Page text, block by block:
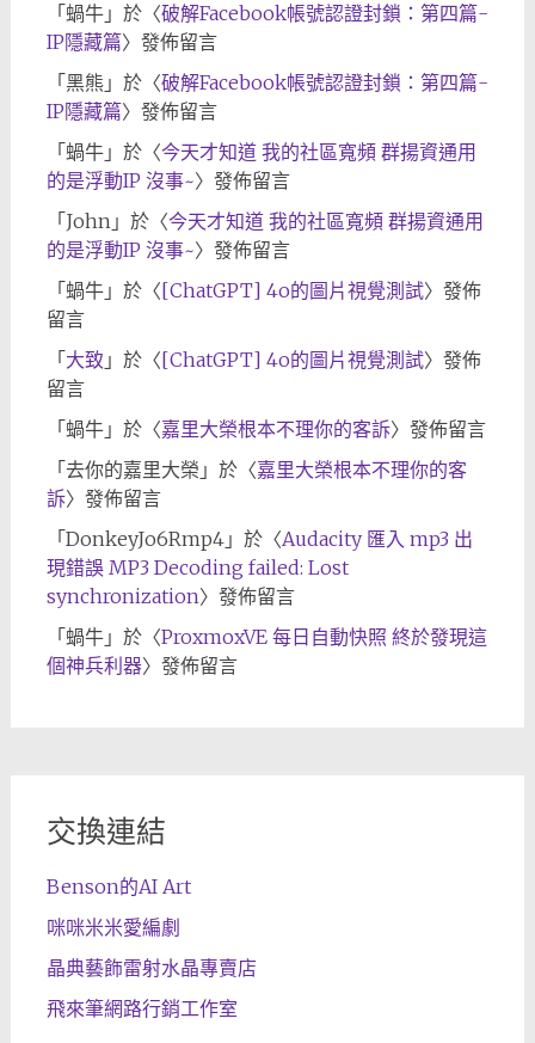
「 蝸牛」於〈破解Facebook帳號認證封鎖：第四篇-
IP隱藏篇〉發佈留言
「 黑熊 」於〈破解Facebook帳號認證封鎖：第四篇-
IP隱藏篇〉發佈留言
「 蝸牛」於〈今天才知道 我的社區寬頻 群揚資通用
的是浮動IP 沒事~〉發佈留言
「 John」於〈今天才知道 我的社區寬頻 群揚資通用
的是浮動IP 沒事~〉發佈留言
「 蝸牛」於〈[ChatGPT] 4o的圖片視覺測試〉發佈
留言
「 大致 」於〈[ChatGPT] 4o的圖片視覺測試〉發佈
留言
「 蝸牛」於〈嘉里大榮根本不理你的客訴〉發佈留言
「 去你的嘉里大榮 」於〈嘉里大榮根本不理你的客
訴〉發佈留言
「 DonkeyJo6Rmp4」於〈Audacity 匯入 mp3 出
現錯誤 MP3 Decoding failed: Lost
synchronization〉發佈留言
「 蝸牛」於〈ProxmoxVE 每日自動快照 終於發現這
個神兵利器〉發佈留言
交換連結
Benson的AI Art
咪咪米米愛編劇
晶典藝飾雷射水晶專賣店
飛來筆網路行銷工作室